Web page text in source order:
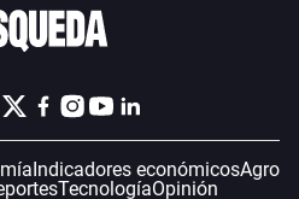
Indicadores económicosAgro
TecnologíaOpinión